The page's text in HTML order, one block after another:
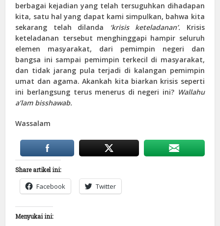
berbagai kejadian yang telah tersuguhkan dihadapan
kita, satu hal yang dapat kami simpulkan, bahwa kita
sekarang telah dilanda
‘krisis keteladanan’. Krisis
keteladanan tersebut menghinggapi hampir seluruh
elemen masyarakat, dari pemimpin negeri dan
bangsa ini sampai pemimpin terkecil di masyarakat,
dan tidak jarang pula terjadi di kalangan pemimpin
umat dan agama. Akankah kita biarkan krisis seperti
ini berlangsung terus menerus di negeri ini? Wallahu
a’lam bisshawab.
Wassalam
Share artikel ini:
Facebook Twitter
Menyukai ini: